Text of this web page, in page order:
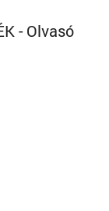
- Olvasó